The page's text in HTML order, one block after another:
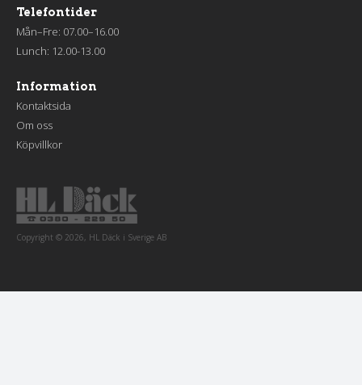
Telefontider
Mån–Fre: 07.00–16.00
Lunch: 12.00-13.00
Information
Kontaktsida
Om oss
Köpvillkor
Copyright © 2026, HL Däck i Sverige AB